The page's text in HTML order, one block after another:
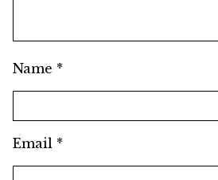
Name *
Email *